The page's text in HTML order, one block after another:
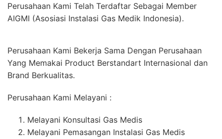
Perusahaan Kami Telah Terdaftar Sebagai Member
AIGMI (Asosiasi Instalasi Gas Medik Indonesia).
Perusahaan Kami Bekerja Sama Dengan Perusahaan
Yang Memakai Product Berstandart Internasional dan
Brand Berkualitas.
Perusahaan Kami Melayani :
Melayani Konsultasi Gas Medis
Melayani Pemasangan Instalasi Gas Medis